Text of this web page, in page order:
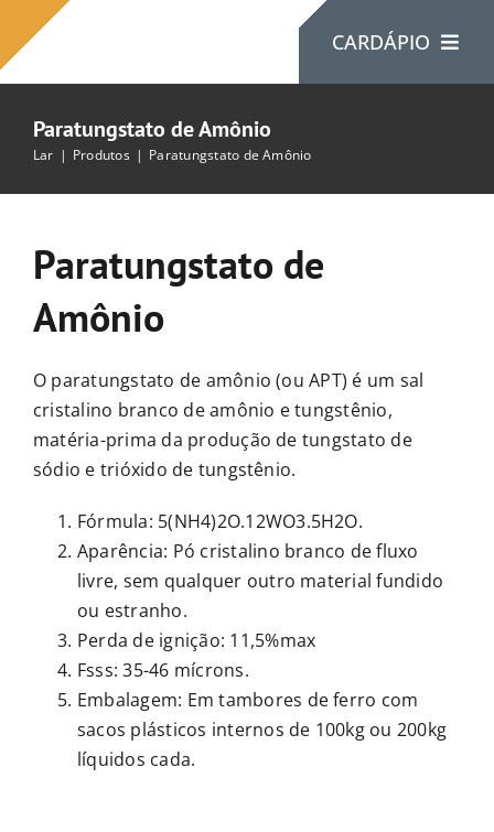
para
o
CARDÁPIO
Contate-Nos
Paratungstato de Amônio
Lar Produtos Paratungstato de Amônio
Paratungstato de
Amônio
O paratungstato de amônio (ou APT) é um sal
cristalino branco de amônio e tungstênio,
matéria-prima da produção de tungstato de
sódio e trióxido de tungstênio.
Fórmula: 5(NH4)2O.12WO3.5H2O.
Aparência: Pó cristalino branco de fluxo
livre, sem qualquer outro material fundido
ou estranho.
Perda de ignição: 11,5%max
Fsss: 35-46 mícrons.
Embalagem: Em tambores de ferro com
sacos plásticos internos de 100kg ou 200kg
líquidos cada.